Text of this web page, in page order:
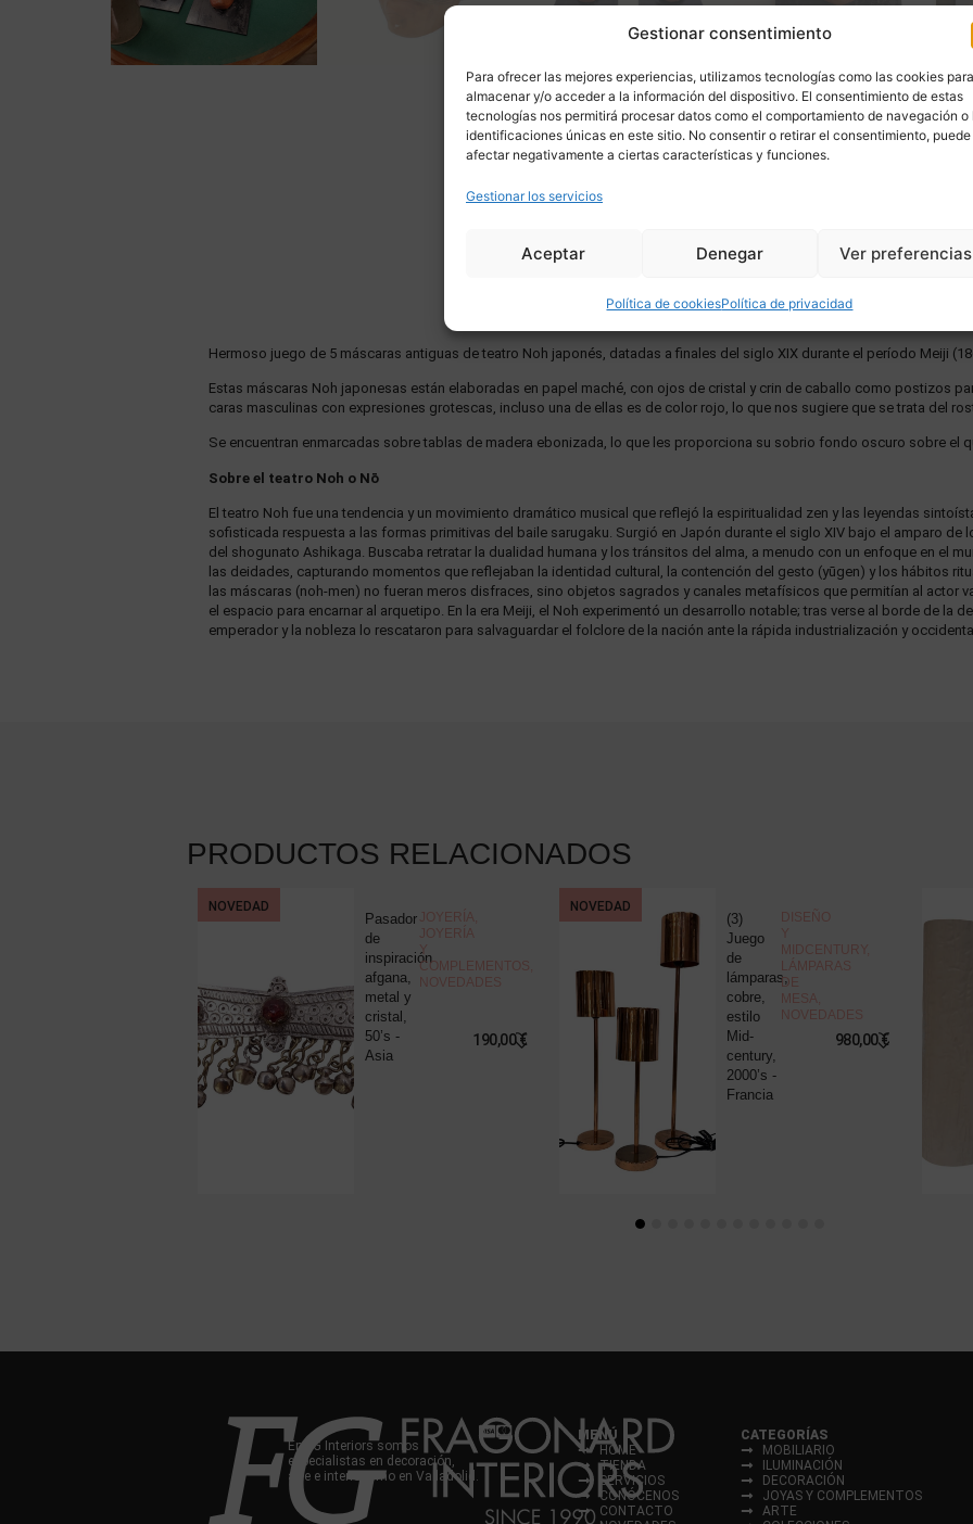
Gestionar consentimiento
Para ofrecer las mejores experiencias, utilizamos tecnologías como las cookies para
almacenar y/o acceder a la información del dispositivo. El consentimiento de estas
tecnologías nos permitirá procesar datos como el comportamiento de navegación o
identificaciones únicas en este sitio. No consentir o retirar el consentimiento, puede
afectar negativamente a ciertas características y funciones.
Gestionar los servicios
Aceptar Denegar Ver preferencias
Política de cookiesPolítica de privacidad
DESCRIPCIÓN ENVÍO
Hermoso juego de 5 máscaras antiguas de teatro Noh japonés, datadas a finales del siglo XIX durante el período Meiji
Estas máscaras Noh japonesas están elaboradas en papel maché, con ojos de cristal y crin de caballo como postizos
caras masculinas con expresiones grotescas, incluso una de ellas es de color rojo, lo que nos sugiere que se trata del
Se encuentran enmarcadas sobre tablas de madera ebonizada, lo que les proporciona su sobrio fondo oscuro sobre el
Sobre el teatro Noh o Nō
El teatro Noh fue una tendencia y un movimiento dramático musical que reflejó la espiritualidad zen y las leyendas
sofisticada respuesta a las formas primitivas del baile sarugaku. Surgió en Japón durante el siglo XIV bajo el amparo de
del shogunato Ashikaga. Buscaba retratar la dualidad humana y los tránsitos del alma, a menudo con un enfoque en el
las deidades, capturando momentos que reflejaban la identidad cultural, la contención del gesto (yūgen) y los hábitos
las máscaras (noh-men) no fueran meros disfraces, sino objetos sagrados y canales metafísicos que permitían al actor
el espacio para encarnar al arquetipo. En la era Meiji, el Noh experimentó un desarrollo notable; tras verse al borde de la
emperador y la nobleza lo rescataron para salvaguardar el folclore de la nación ante la rápida industrialización y
PRODUCTOS RELACIONADOS
NOVEDAD
Pasador
de
inspiración
afgana,
metal y
cristal,
50’s -
Asia
JOYERÍA
JOYERÍA
Y
COMPLEMENTOS
NOVEDADES
190,00€
NOVEDAD
(3)
Juego
de
lámparas,
cobre,
estilo
Mid-
century,
2000’s -
Francia
DISEÑO
Y
MIDCENTURY,
LÁMPARAS
DE
MESA
NOVEDADES
980,00€
En FG Interiors somos
especialistas en decoración,
arte e interiorismo en Valladolid.
MENÚ
HOME
TIENDA
SERVICIOS
CONÓCENOS
CONTACTO
CATEGORÍAS
MOBILIARIO
ILUMINACIÓN
DECORACIÓN
JOYAS Y COMPLEMENTOS
ARTE